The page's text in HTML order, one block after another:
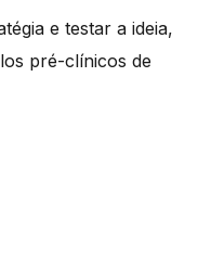
e testar a ideia,
pré-clínicos de